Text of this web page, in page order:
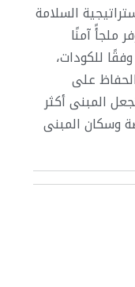
السلامة
ملجأً آمنًا
للكودات،
على
المبنى أكثر
وسكان المبنى